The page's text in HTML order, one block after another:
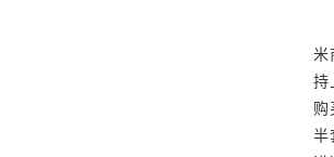
米
持
半